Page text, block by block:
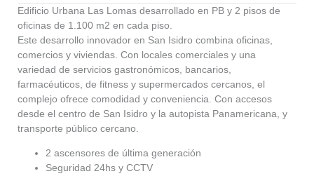
Edificio Urbana Las Lomas desarrollado en PB y 2 pisos de
oficinas de 1.100 m2 en cada piso.
Este desarrollo innovador en San Isidro combina oficinas,
comercios y viviendas. Con locales comerciales y una
variedad de servicios gastronómicos, bancarios,
farmacéuticos, de fitness y supermercados cercanos, el
complejo ofrece comodidad y conveniencia. Con accesos
desde el centro de San Isidro y la autopista Panamericana, y
transporte público cercano.
2 ascensores de última generación
Seguridad 24hs y CCTV